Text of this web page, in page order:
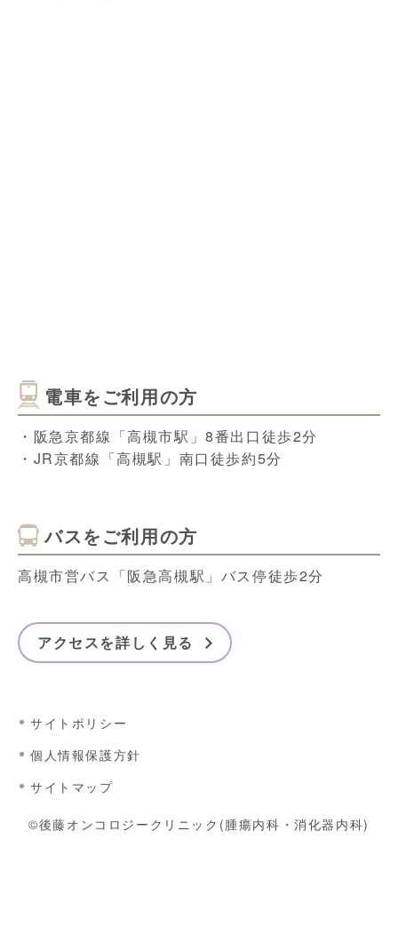
電車をご利用の方
・阪急京都線「高槻市駅」8番出口徒歩2分
・JR京都線「高槻駅」南口徒歩約5分
バスをご利用の方
高槻市営バス「阪急高槻駅」バス停徒歩2分
アクセスを詳しく見る
サイトポリシー
個人情報保護方針
サイトマップ
©後藤オンコロジークリニック(腫瘍内科・消化器内科)